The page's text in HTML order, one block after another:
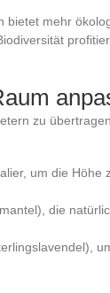
bietet mehr
zu
um die Höhe
die